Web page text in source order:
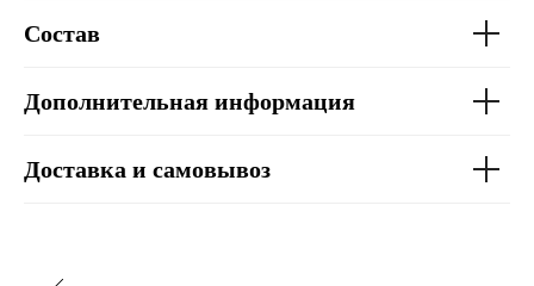
Состав
Дополнительная информация
Доставка и самовывоз